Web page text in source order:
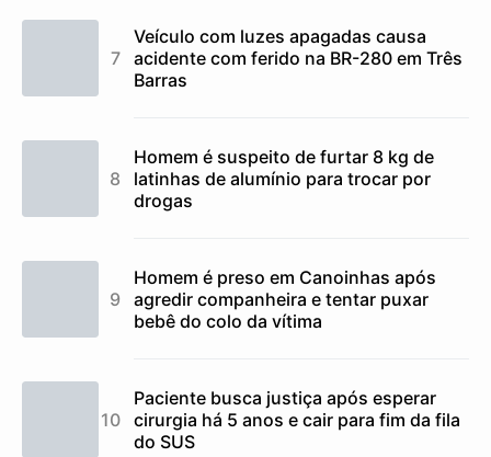
Veículo com luzes apagadas causa
acidente com ferido na BR-280 em Três
Barras
Homem é suspeito de furtar 8 kg de
latinhas de alumínio para trocar por
drogas
Homem é preso em Canoinhas após
agredir companheira e tentar puxar
bebê do colo da vítima
Paciente busca justiça após esperar
cirurgia há 5 anos e cair para fim da fila
do SUS